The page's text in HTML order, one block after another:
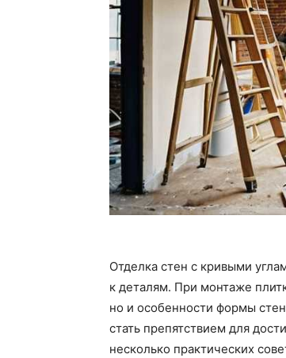
Отделка стен с кривыми
к деталям. При монтаже
но и особенности формы
стать препятствием для
несколько практических